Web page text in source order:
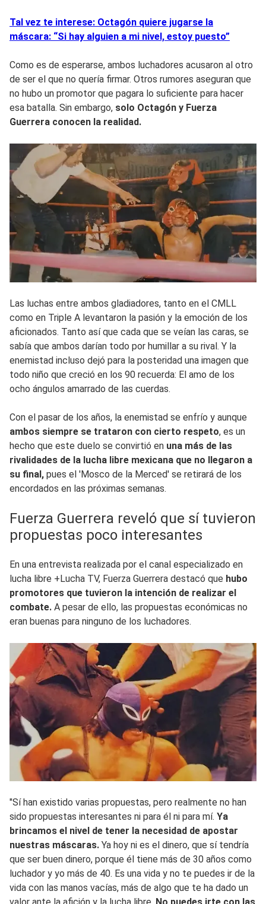
Tal vez te interese: Octagón quiere jugarse la
máscara: “Si hay alguien a mi nivel, estoy puesto”
Como es de esperarse, ambos luchadores acusaron al otro
de ser el que no quería firmar. Otros rumores aseguran que
no hubo un promotor que pagara lo suficiente para hacer
esa batalla. Sin embargo, solo Octagón y Fuerza
Guerrera conocen la realidad.
Las luchas entre ambos gladiadores, tanto en el CMLL
como en Triple A levantaron la pasión y la emoción de los
aficionados. Tanto así que cada que se veían las caras, se
sabía que ambos darían todo por humillar a su rival. Y la
enemistad incluso dejó para la posteridad una imagen que
todo niño que creció en los 90 recuerda: El amo de los
ocho ángulos amarrado de las cuerdas.
Con el pasar de los años, la enemistad se enfrío y aunque
ambos siempre se trataron con cierto respeto, es un
hecho que este duelo se convirtió en una más de las
rivalidades de la lucha libre mexicana que no llegaron a
su final, pues el 'Mosco de la Merced' se retirará de los
encordados en las próximas semanas.
Fuerza Guerrera reveló que sí tuvieron
propuestas poco interesantes
En una entrevista realizada por el canal especializado en
lucha libre +Lucha TV, Fuerza Guerrera destacó que hubo
promotores que tuvieron la intención de realizar el
combate. A pesar de ello, las propuestas económicas no
eran buenas para ninguno de los luchadores.
"Sí han existido varias propuestas, pero realmente no han
sido propuestas interesantes ni para él ni para mí. Ya
brincamos el nivel de tener la necesidad de apostar
nuestras máscaras. Ya hoy ni es el dinero, que sí tendría
que ser buen dinero, porque él tiene más de 30 años como
luchador y yo más de 40. Es una vida y no te puedes ir de la
vida con las manos vacías, más de algo que te ha dado un